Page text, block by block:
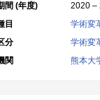
間 (年度)
2020 –
目
学術変
分
学術変
関
熊本大